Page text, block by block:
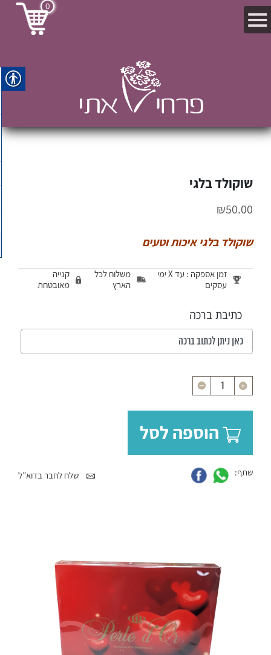
0
שוקולד בלגי
₪50.00
שוקולד בלגי איכות וטעים
זמן אספקה : עד X ימי
עסקים
משלוח לכל
הארץ
קנייה
מאובטחת
כתיבת ברכה
כמות
הוספה לסל
שתף: שלח לחבר בדוא”ל